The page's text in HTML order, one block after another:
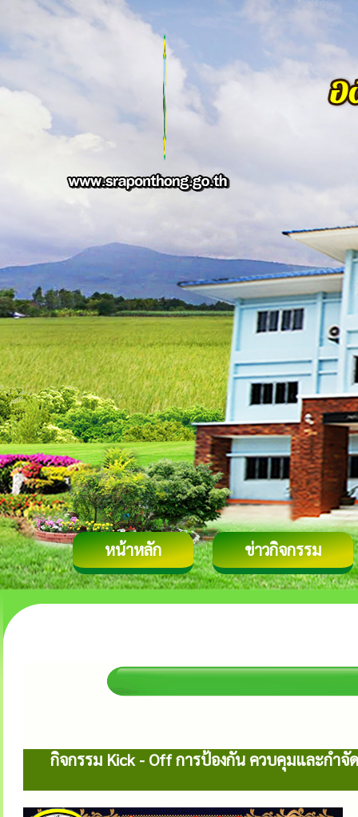
หน้าหลัก ข่าวกิจกรรม
กิจกรรม Kick - Off การป้องกัน ควบคุมและกำจั